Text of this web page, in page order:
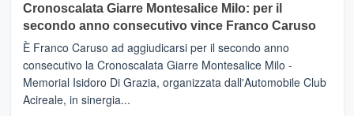
tra
sapori
vicoli
medievali
Mondello
(Palermo)
–
“E
adesso
Pasta
–
Cronoscalata Giarre Montesalice Milo: per il
secondo anno consecutivo vince Franco Caruso
È Franco Caruso ad aggiudicarsi per il secondo anno
consecutivo la Cronoscalata Giarre Montesalice Milo -
Memorial Isidoro Di Grazia, organizzata dall'Automobile Club
Acireale, in sinergia...